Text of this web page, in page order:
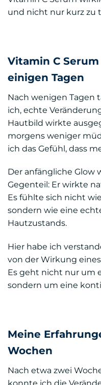
und nicht nur kurz zu
Vitamin C
einigen Tagen
Nach wenigen Tagen
ich, echte
Hautbild wirkte
morgens weniger
ich das Gefühl, dass
Der anfängliche Glow
Gegenteil: Er wirkte
Es fühlte sich nicht
sondern wie eine
Hautzustands.
Hier habe ich
von der Wirkung
Es geht nicht nur um
sondern um eine
Meine
Wochen
Nach etwa zwei